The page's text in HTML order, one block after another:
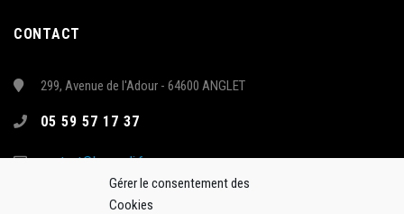
Gérer le consentement des
Cookies
CONTACT
299, Avenue de l'Adour - 64600 ANGLET
05 59 57 17 37
contact@hormadi.fr